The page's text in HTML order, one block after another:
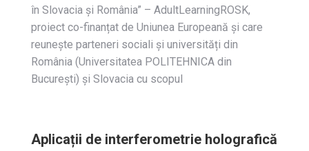
în Slovacia și România” – AdultLearningROSK,
proiect co-finanțat de Uniunea Europeană și care
reunește parteneri sociali și universități din
România (Universitatea POLITEHNICA din
București) și Slovacia cu scopul
Aplicații de interferometrie holografică